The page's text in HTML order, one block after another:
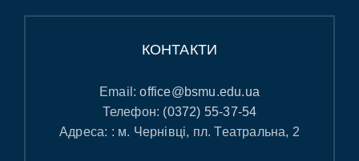
КОНТАКТИ
Email:office@bsmu.edu.ua
Телефон: (0372) 55-37-54
Адреса: : м. Чернівці, пл. Театральна, 2